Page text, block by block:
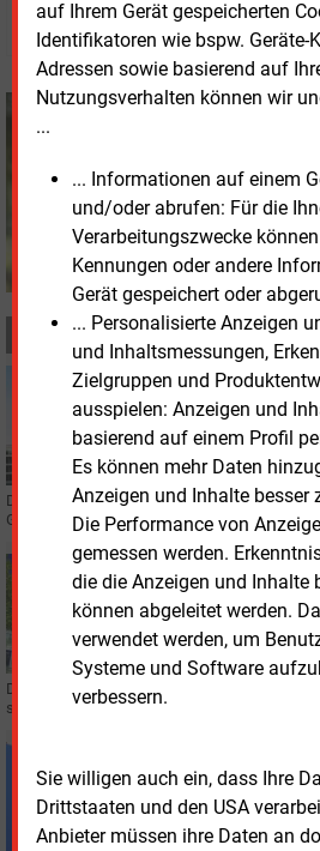
auf Ihrem Gerät gespeicherten
Identifikatoren wie bspw. Geräte-
Adressen sowie basierend auf
Nutzungsverhalten können wir
...
... Informationen auf einem
und/oder abrufen: Für die
Verarbeitungszwecke
Kennungen oder andere
Gerät gespeichert oder
... Personalisierte Anzeigen
und Inhaltsmessungen,
Zielgruppen und
ausspielen: Anzeigen und
basierend auf einem Profil
Es können mehr Daten
Anzeigen und Inhalte besser
Die Performance von
gemessen werden.
die die Anzeigen und Inhalte
können abgeleitet werden.
verwendet werden, um
Systeme und Software
verbessern.
Sie willigen auch ein, dass Ihre
Drittstaaten und den USA
Anbieter müssen ihre Daten an
© 2026 Energie & Management GmbH
MEHR ZUM
BILANZ
Eon mit gutem
Der Eon-Konzern legte im 1. Quartal bei
Gesamtjahr gesehen, bestätigt das
BILANZ
EnBW meldet leicht
Der Karlsruher Energiekonzern EnBW Energie
seine Geschäftszahlen für die ersten neun
BILANZ
Uniper verdient deutlich